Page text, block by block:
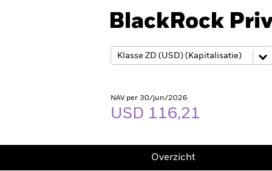
BlackRock
NAV per 30/jun/2026
USD 116,21
Overzicht